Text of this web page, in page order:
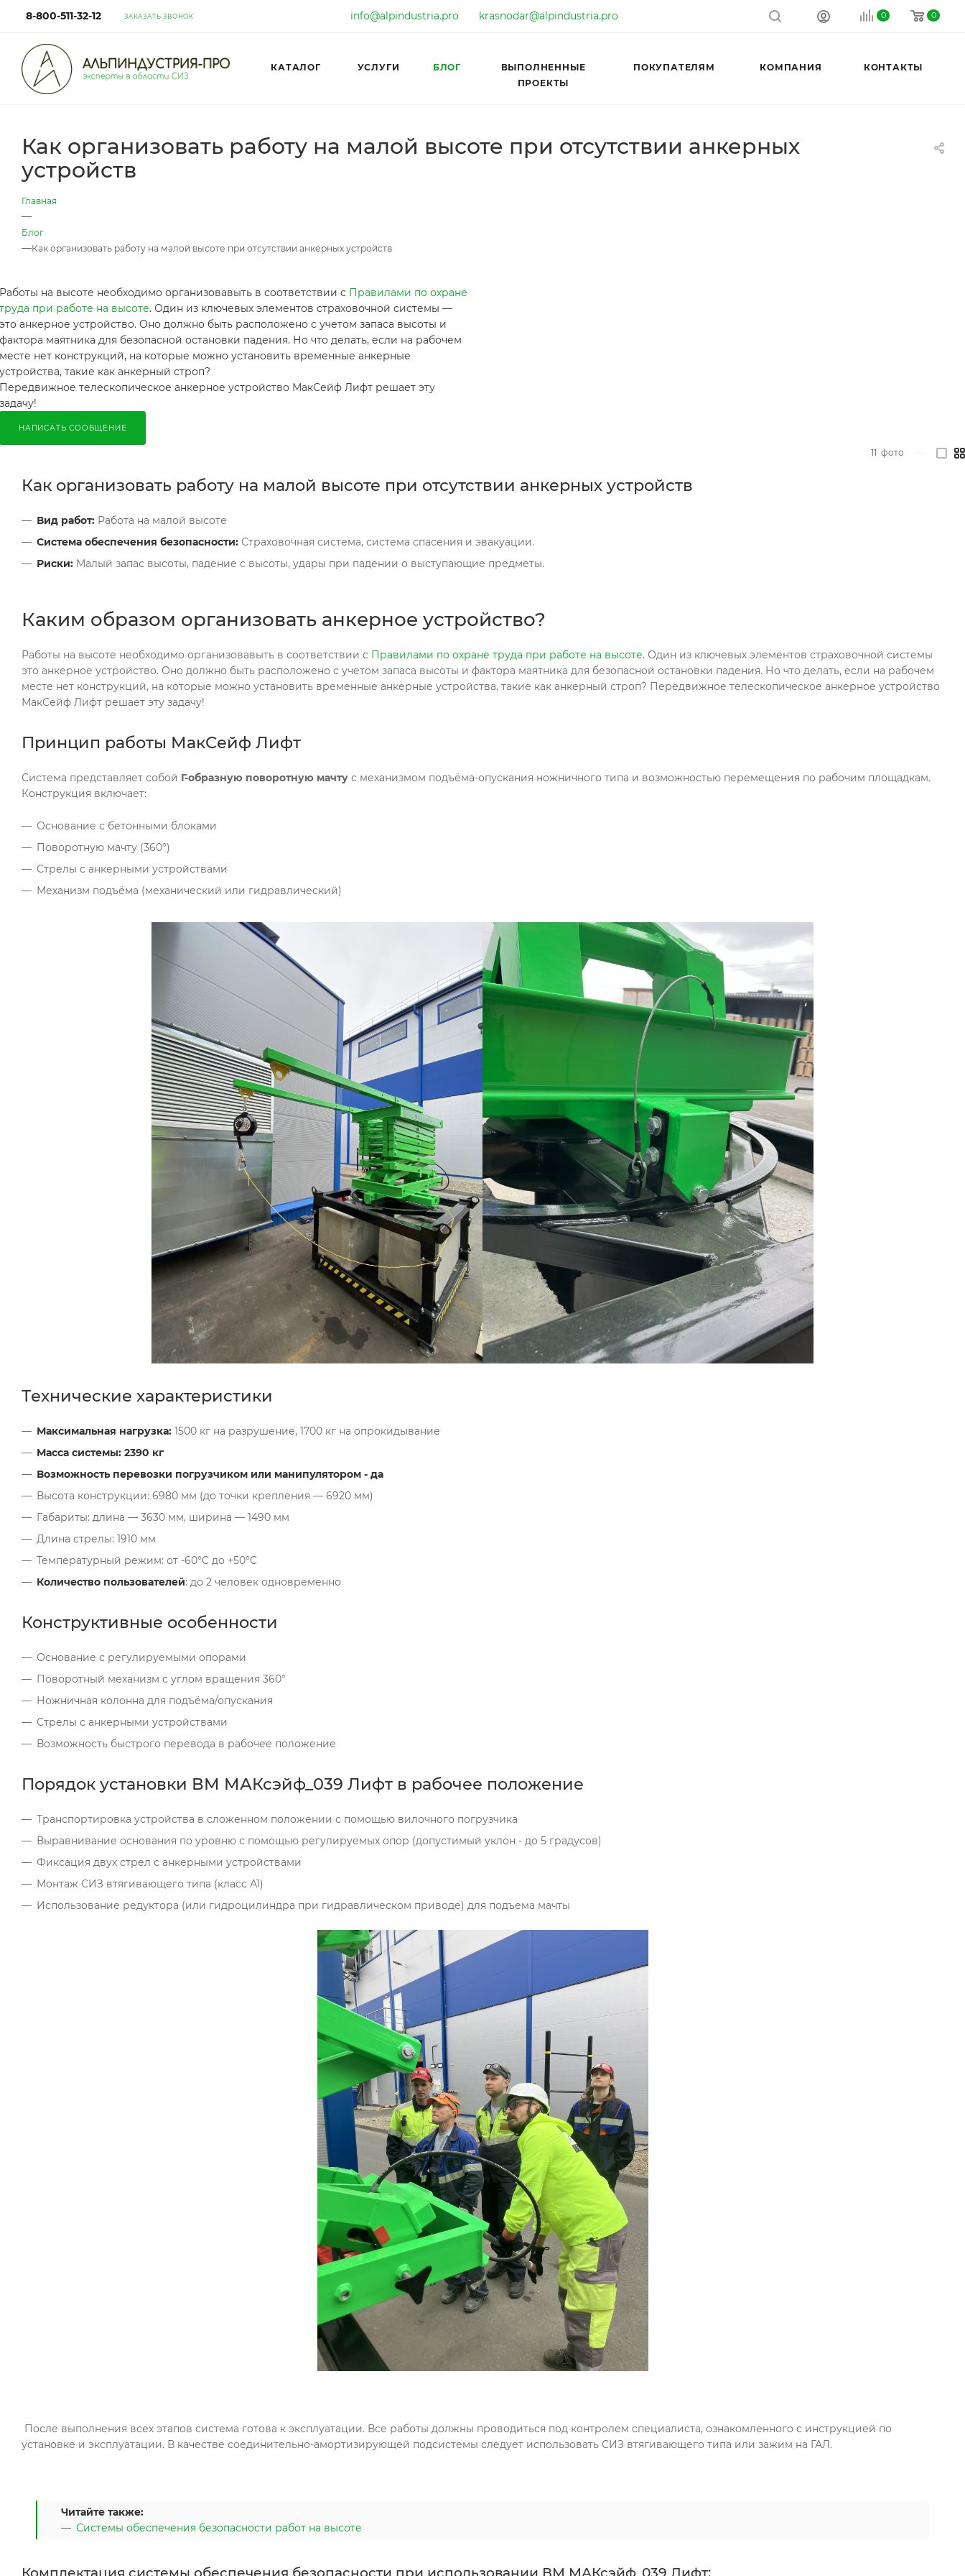
8-800-511-32-12 ЗАКАЗАТЬ ЗВОНОК info@alpindustria.pro krasnodar@alpindustria.pro 0 0
КАТАЛОГ УСЛУГИ БЛОГ
ВЫПОЛНЕННЫЕ
ПРОЕКТЫ
ПОКУПАТЕЛЯМ КОМПАНИЯ КОНТАКТЫ
Как организовать работу на малой высоте при отсутствии анкерных
устройств
Главная
—
Блог
—Как организовать работу на малой высоте при отсутствии анкерных устройств
Работы на высоте необходимо организовавыть в соответствии с Правилами по охране
труда при работе на высоте. Один из ключевых элементов страховочной системы —
это анкерное устройство. Оно должно быть расположено с учетом запаса высоты и
фактора маятника для безопасной остановки падения. Но что делать, если на рабочем
месте нет конструкций, на которые можно установить временные анкерные
устройства, такие как анкерный строп?
Передвижное телескопическое анкерное устройство МакСейф Лифт решает эту
задачу!
НАПИСАТЬ СООБЩЕНИЕ
Как организовать работу на малой высоте при отсутствии анкерных устройств
Вид работ: Работа на малой высоте
Система обеспечения безопасности: Страховочная система, система спасения и эвакуации.
Риски: Малый запас высоты, падение с высоты, удары при падении о выступающие предметы.
Каким образом организовать анкерное устройство?
Работы на высоте необходимо организовавыть в соответствии с Правилами по охране труда при работе на высоте. Один из ключевых элементов страховочной системы
это анкерное устройство. Оно должно быть расположено с учетом запаса высоты и фактора маятника для безопасной остановки падения. Но что делать, если на рабочем
месте нет конструкций, на которые можно установить временные анкерные устройства, такие как анкерный строп? Передвижное телескопическое анкерное устройство
МакСейф Лифт решает эту задачу!
Принцип работы МакСейф Лифт
Система представляет собой Г-образную поворотную мачту с механизмом подъёма-опускания ножничного типа и возможностью перемещения по рабочим площадкам.
Конструкция включает:
Основание с бетонными блоками
Поворотную мачту (360°)
Стрелы с анкерными устройствами
Механизм подъёма (механический или гидравлический)
Технические характеристики
Максимальная нагрузка: 1500 кг на разрушение, 1700 кг на опрокидывание
Масса системы: 2390 кг
Возможность перевозки погрузчиком или манипулятором - да
Высота конструкции: 6980 мм (до точки крепления — 6920 мм)
Габариты: длина — 3630 мм, ширина — 1490 мм
Длина стрелы: 1910 мм
Температурный режим: от -60°C до +50°C
Количество пользователей: до 2 человек одновременно
Конструктивные особенности
Основание с регулируемыми опорами
Поворотный механизм с углом вращения 360°
Ножничная колонна для подъёма/опускания
Стрелы с анкерными устройствами
Возможность быстрого перевода в рабочее положение
Порядок установки ВМ МАКсэйф_039 Лифт в рабочее положение
Транспортировка устройства в сложенном положении с помощью вилочного погрузчика
Выравнивание основания по уровню с помощью регулируемых опор (допустимый уклон - до 5 градусов)
Фиксация двух стрел с анкерными устройствами
Монтаж СИЗ втягивающего типа (класс А1)
Использование редуктора (или гидроцилиндра при гидравлическом приводе) для подъема мачты
После выполнения всех этапов система готова к эксплуатации. Все работы должны проводиться под контролем специалиста, ознакомленного с инструкцией по
установке и эксплуатации. В качестве соединительно-амортизирующей подсистемы следует использовать СИЗ втягивающего типа или зажим на ГАЛ.
Читайте также:
Системы обеспечения безопасности работ на высоте
11 фото